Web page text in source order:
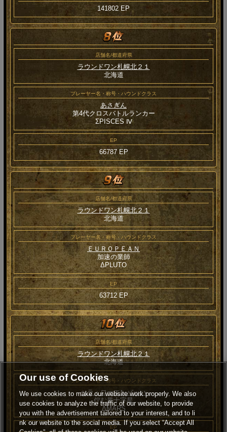
141802 EP
店舗名/都道府県
ラウンドワン札幌北２１
北海道
プレーヤー名・称号・ハウンドクラス
あさぎん
第4代クロスバトルランカー
ΣPISCES Ⅳ
EP
66787 EP
店舗名/都道府県
ラウンドワン札幌北２１
北海道
プレーヤー名・称号・ハウンドクラス
ＥＵＲＯＰＥＡＮ
加速の業師
ΔPLUTO
EP
63712 EP
店舗名/都道府県
ラウンドワン札幌北２１
北海道
プレーヤー名・称号・ハウンドクラス
ヘラ・ローエンバッハ
佇む黒十字星
ΔMARS
EP
Our use of Cookies
We use cookies to make our website work properly. We also
use cookies to analyze the traffic of our website, to provide
you with the advertisement tailored to your interest, and to li
nk our website to the social media. If you select “Accept All